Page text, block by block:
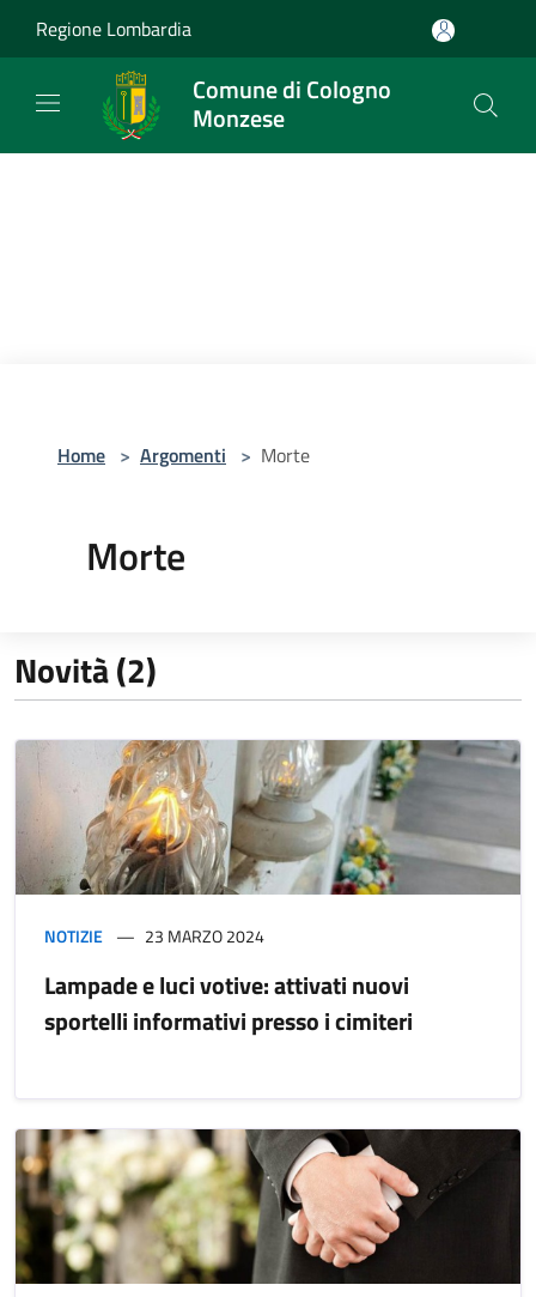
Regione Lombardia
Comune di Cologno
Monzese
Home > Argomenti > Morte
Morte
Novità (2)
NOTIZIE 23 MARZO 2024
Lampade e luci votive: attivati nuovi
sportelli informativi presso i cimiteri